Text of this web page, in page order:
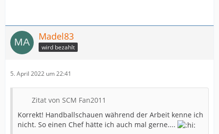
Madel83
wird bezahlt
5. April 2022 um 22:41
Zitat von SCM Fan2011
Korrekt! Handballschauen während der Arbeit kenne ich
nicht. So einen Chef hätte ich auch mal gerne....